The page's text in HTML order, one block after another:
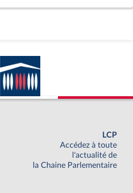
LCP
Accédez à toute
l'actualité de
la Chaine Parlementaire